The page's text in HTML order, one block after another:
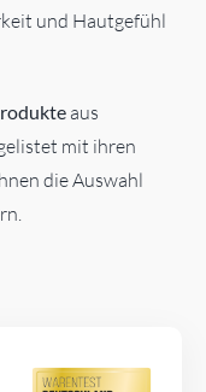
und Hautgefühl
aus
mit ihren
die Auswahl